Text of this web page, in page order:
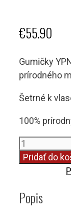
€55.90
Gumičky
prírodného
Šetrné k
100%
množstvo
Hodvábne
ELEGANTE
Pridať do
Popis